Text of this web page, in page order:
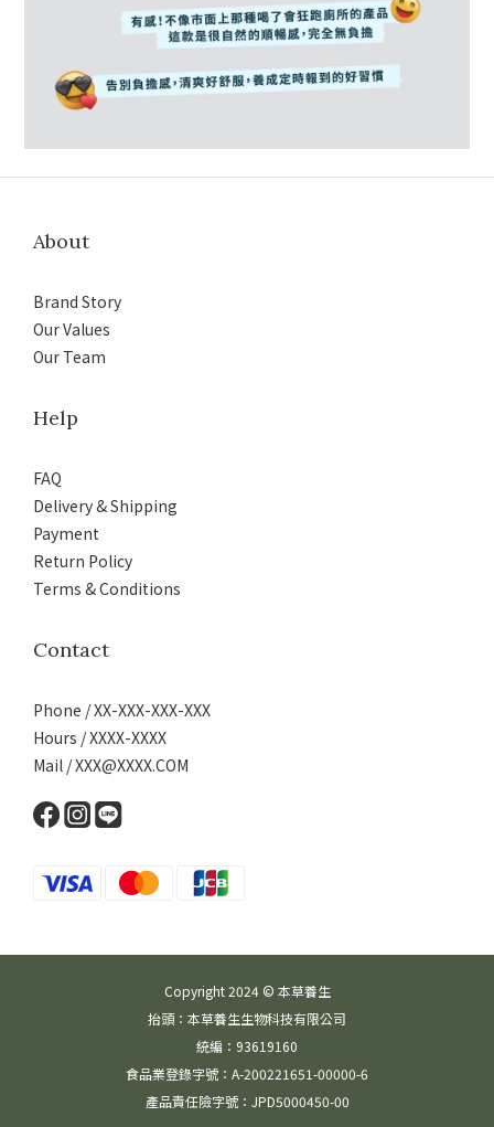
About
Brand Story
Our Values
Our Team
Help
FAQ
Delivery & Shipping
Payment
Return Policy
Terms & Conditions
Contact
Phone / XX-XXX-XXX-XXX
Hours / XXXX-XXXX
Mail / XXX@XXXX.COM
Copyright 2024 © 本草養生
抬頭：本草養生生物科技有限公司
統編：93619160
食品業登錄字號：A-200221651-00000-6
產品責任險字號：JPD5000450-00